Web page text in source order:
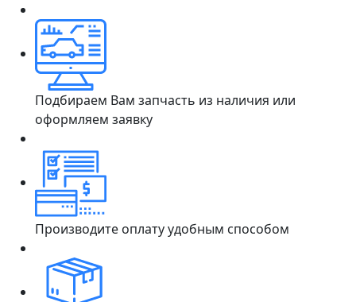
Подбираем Вам запчасть из наличия или
оформляем заявку
Производите оплату удобным способом